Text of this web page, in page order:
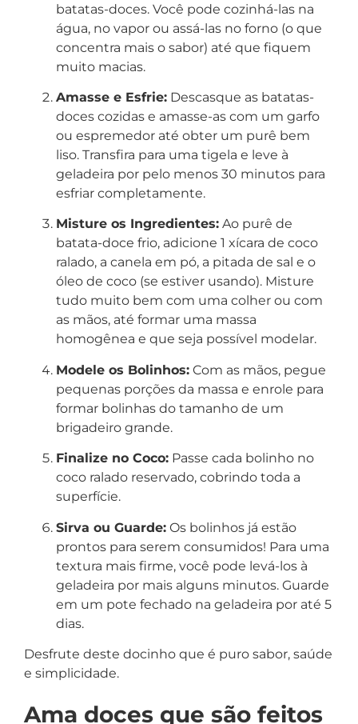
batatas-doces. Você pode cozinhá-las na
água, no vapor ou assá-las no forno (o que
concentra mais o sabor) até que fiquem
muito macias.
Amasse e Esfrie: Descasque as batatas-
doces cozidas e amasse-as com um garfo
ou espremedor até obter um purê bem
liso. Transfira para uma tigela e leve à
geladeira por pelo menos 30 minutos para
esfriar completamente.
Misture os Ingredientes: Ao purê de
batata-doce frio, adicione 1 xícara de coco
ralado, a canela em pó, a pitada de sal e o
óleo de coco (se estiver usando). Misture
tudo muito bem com uma colher ou com
as mãos, até formar uma massa
homogênea e que seja possível modelar.
Modele os Bolinhos: Com as mãos, pegue
pequenas porções da massa e enrole para
formar bolinhas do tamanho de um
brigadeiro grande.
Finalize no Coco: Passe cada bolinho no
coco ralado reservado, cobrindo toda a
superfície.
Sirva ou Guarde: Os bolinhos já estão
prontos para serem consumidos! Para uma
textura mais firme, você pode levá-los à
geladeira por mais alguns minutos. Guarde
em um pote fechado na geladeira por até 5
dias.
Desfrute deste docinho que é puro sabor, saúde
e simplicidade.
Ama doces que são feitos